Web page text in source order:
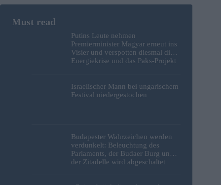
Putins Leute nehmen
Premierminister Magyar erneut ins
Visier und verspotten diesmal die
Energiekrise und das Paks-Projekt
Israelischer Mann bei ungarischem
Festival niedergestochen
Budapester Wahrzeichen werden
verdunkelt: Beleuchtung des
Parlaments, der Budaer Burg und
der Zitadelle wird abgeschaltet